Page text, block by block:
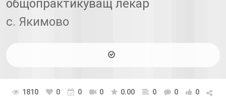
общопрактикуващ лекар
с. Якимово
1810 0 0 0 0.00 0 0 0